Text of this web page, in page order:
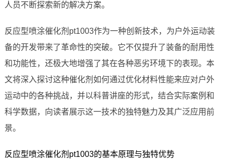
人员不断探索新的解决方案。
反应型喷涂催化剂pt1003作为一种创新技术，为户外运动装
备的开发带来了革命性的突破。它不仅提升了装备的耐用性
和功能性，还极大地增强了其在各种恶劣环境下的表现。本
文将深入探讨这种催化剂如何通过优化材料性能来应对户外
运动中的各种挑战，并以科普讲座的形式，结合实际案例和
科学数据，向读者展示这一技术的独特魅力及其广泛应用前
景。
反应型喷涂催化剂pt1003的基本原理与独特优势